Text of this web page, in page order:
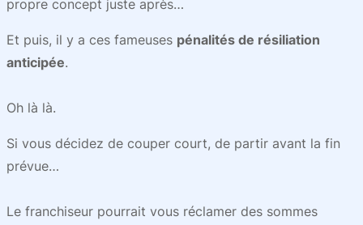
propre concept juste après…
Et puis, il y a ces fameuses pénalités de résiliation
anticipée.
Oh là là.
Si vous décidez de couper court, de partir avant la fin
prévue…
Le franchiseur pourrait vous réclamer des sommes